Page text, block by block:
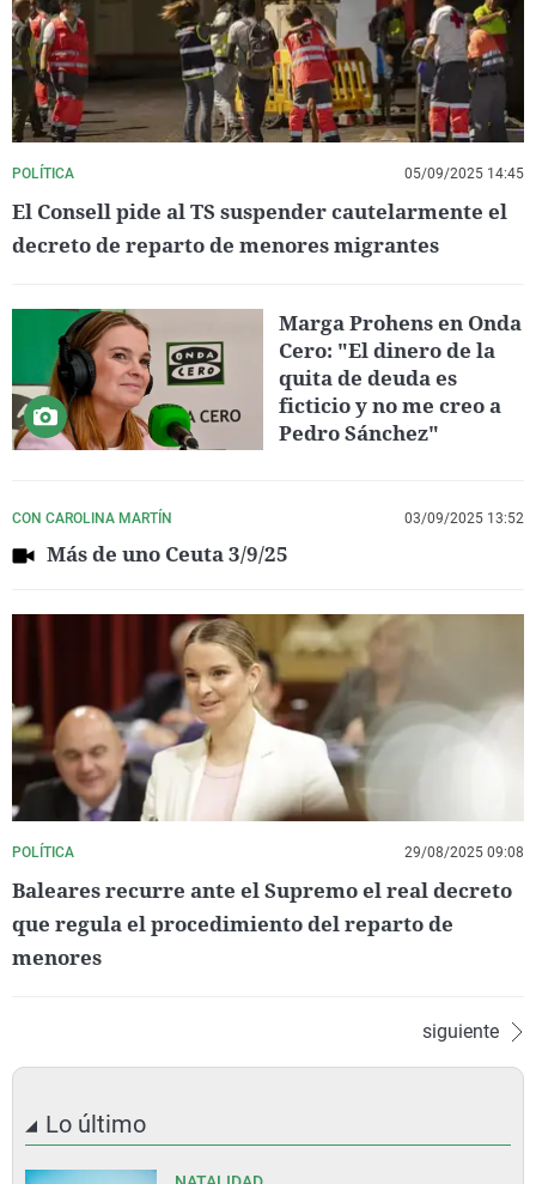
POLÍTICA 05/09/2025 14:45
El Consell pide al TS suspender cautelarmente el
decreto de reparto de menores migrantes
Marga Prohens en Onda
Cero: "El dinero de la
quita de deuda es
ficticio y no me creo a
Pedro Sánchez"
CON CAROLINA MARTÍN 03/09/2025 13:52
Más de uno Ceuta 3/9/25
POLÍTICA 29/08/2025 09:08
Baleares recurre ante el Supremo el real decreto
que regula el procedimiento del reparto de
menores
siguiente
Lo último